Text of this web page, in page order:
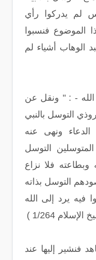
لم يدركوا رأي
الموضوع فنسبوا
الوهاب أشياء لم
الله - : " ونقل عن
التوسل بالنبي
ونهى عنه
التوسل
وبطاعته فلا نزاع
التوسل بذاته
فيه يرد إلى الله
1/264 )
فنشير إليها عند